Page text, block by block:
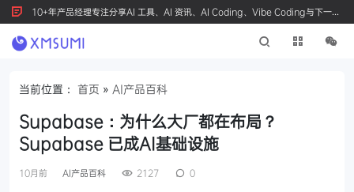
10+年产品经理专注分享AI 工具、AI 资讯、AI Coding、Vibe Coding与下一代
产品创新，按 Ctrl+D 收藏我们
当前位置： 首页 » AI产品百科
Supabase：为什么大厂都在布局？
Supabase 已成AI基础设施
10月前 AI产品百科 2127 0